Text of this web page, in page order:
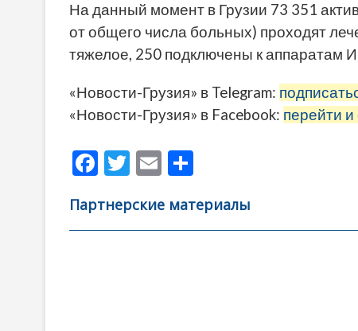
На данный момент в Грузии 73 351
от общего числа больных) проходят
тяжелое, 250 подключены к аппаратам
«Новости-Грузия» в Telegram:
«Новости-Грузия» в Facebook: перейти и
F
e
b
T
itt
er
E
ai
l
р
а
Партнерские материалы